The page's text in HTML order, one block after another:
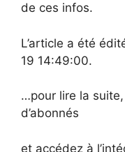
de ces infos.
L’article a été
19 14:49:00.
…pour lire la
d’abonnés
et accédez à